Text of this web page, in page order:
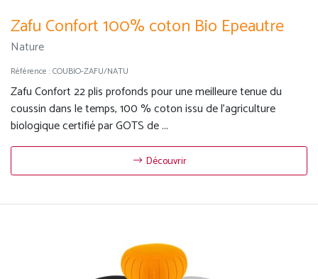
Zafu Confort 100% coton Bio Epeautre
Nature
Référence :COUBIO-ZAFU/NATU
Zafu Confort 22 plis profonds pour une meilleure tenue du
coussin dans le temps, 100 % coton issu de l'agriculture
biologique certifié par GOTS de ...
Découvrir